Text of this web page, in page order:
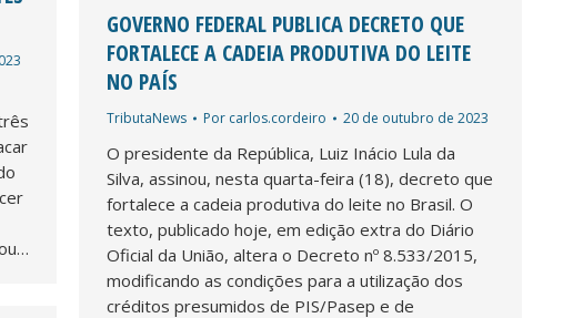
GOVERNO FEDERAL PUBLICA DECRETO QUE
FORTALECE A CADEIA PRODUTIVA DO LEITE
NO PAÍS
TributaNews Por carlos.cordeiro 20 de outubro de 2023
O presidente da República, Luiz Inácio Lula da
Silva, assinou, nesta quarta-feira (18), decreto que
fortalece a cadeia produtiva do leite no Brasil. O
texto, publicado hoje, em edição extra do Diário
Oficial da União, altera o Decreto nº 8.533/2015,
modificando as condições para a utilização dos
créditos presumidos de PIS/Pasep e de